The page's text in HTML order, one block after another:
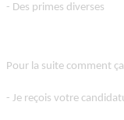
- Des primes diverses
Pour la suite comment
- Je reçois votre